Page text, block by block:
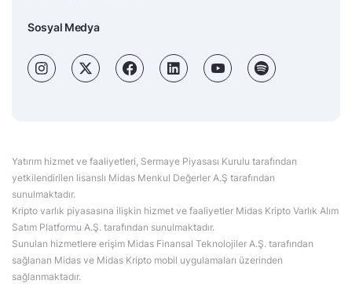
Sosyal Medya
Yatırım hizmet ve faaliyetleri, Sermaye Piyasası Kurulu tarafından
yetkilendirilen lisanslı Midas Menkul Değerler A.Ş tarafından
sunulmaktadır.
Kripto varlık piyasasına ilişkin hizmet ve faaliyetler Midas Kripto Varlık Alım
Satım Platformu A.Ş. tarafından sunulmaktadır.
Sunulan hizmetlere erişim Midas Finansal Teknolojiler A.Ş. tarafından
sağlanan Midas ve Midas Kripto mobil uygulamaları üzerinden
sağlanmaktadır.